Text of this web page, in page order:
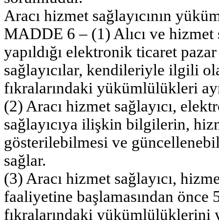
Aracı hizmet sağlayıcının
MADDE 6 – (1) Alıcı ve hizmet
yapıldığı elektronik ticaret
sağlayıcılar, kendileriyle ilgili
fıkralarındaki yükümlülükleri
(2) Aracı hizmet sağlayıcı,
sağlayıcıya ilişkin bilgilerin,
gösterilebilmesi ve
sağlar.
(3) Aracı hizmet sağlayıcı,
faaliyetine başlamasından
fıkralarındaki yükümlülüklerini